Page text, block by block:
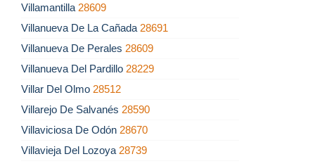
Villamantilla 28609
Villanueva De La Cañada 28691
Villanueva De Perales 28609
Villanueva Del Pardillo 28229
Villar Del Olmo 28512
Villarejo De Salvanés 28590
Villaviciosa De Odón 28670
Villavieja Del Lozoya 28739